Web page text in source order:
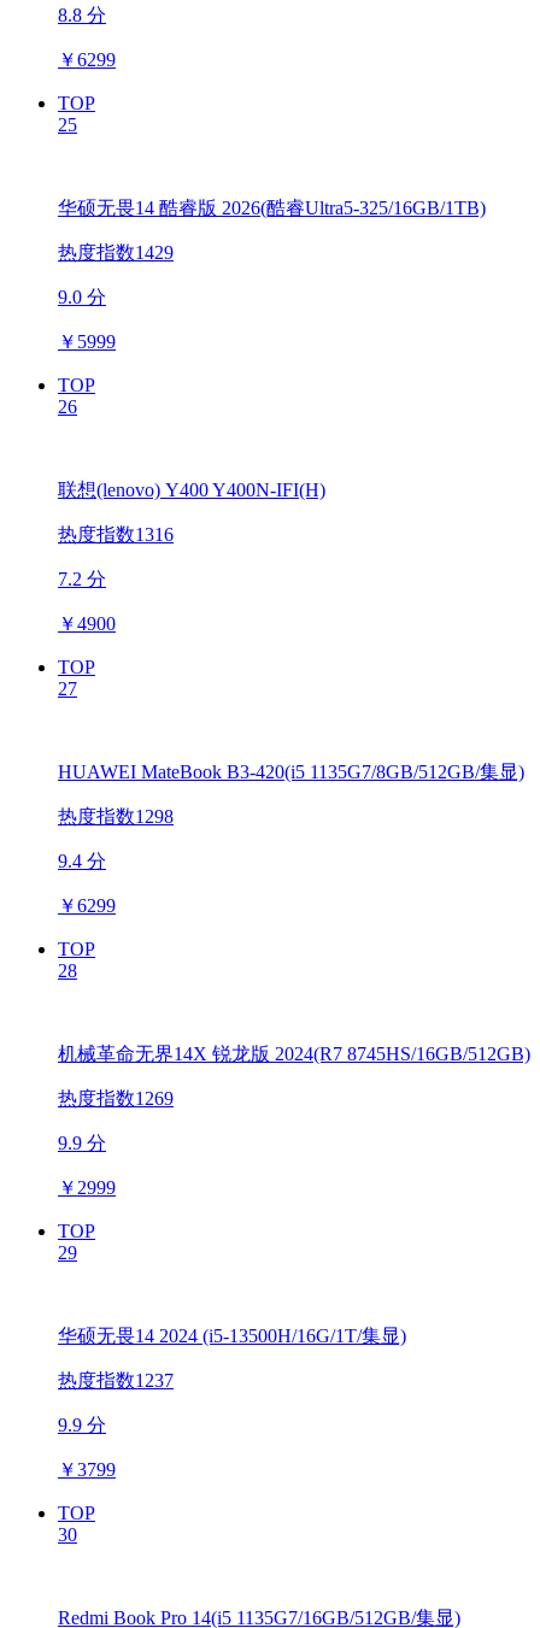
8.8 分
￥6299
TOP
25
华硕无畏14 酷睿版 2026(酷睿Ultra5-325/16GB/1TB)
热度指数1429
9.0 分
￥ 5999
TOP
26
联想(lenovo) Y400 Y400N-IFI(H)
热度指数1316
7.2 分
￥4900
TOP
27
HUAWEI MateBook B3-420(i5 1135G7/8GB/512GB/集显)
热度指数1298
9.4 分
￥6299
TOP
28
机械革命无界14X 锐龙版 2024(R7 8745HS/16GB/512GB)
热度指数1269
9.9 分
￥ 2999
TOP
29
华硕无畏14 2024 (i5-13500H/16G/1T/集显)
热度指数1237
9.9 分
￥3799
TOP
30
Redmi Book Pro 14(i5 1135G7/16GB/512GB/集显)